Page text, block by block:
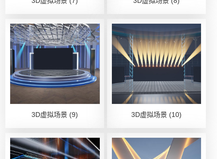
3D虚拟场景 (9) 3D虚拟场景 (10)